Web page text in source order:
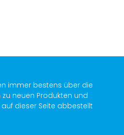
immer bestens über die
neuen Produkten und
dieser Seite abbestellt